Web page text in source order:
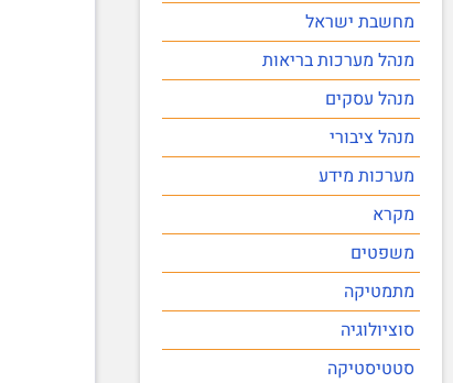
מחשבת ישראל
מנהל מערכות בריאות
מנהל עסקים
מנהל ציבורי
מערכות מידע
מקרא
משפטים
מתמטיקה
סוציולוגיה
סטטיסטיקה